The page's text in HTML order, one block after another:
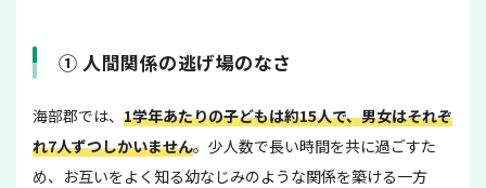
① 人間関係の逃げ場のなさ
海部郡では、 1学年あたりの子どもは約15人で、男女はそれぞ
れ7人ずつしかいません。少人数で長い時間を共に過ごすた
め、お互いをよく知る幼なじみのような関係を築ける一方